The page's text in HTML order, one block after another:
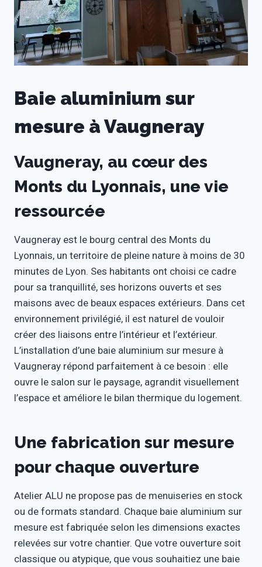
Baie aluminium sur
mesure à Vaugneray
Vaugneray, au cœur des
Monts du Lyonnais, une vie
ressourcée
Vaugneray est le bourg central des Monts du
Lyonnais, un territoire de pleine nature à moins de 30
minutes de Lyon. Ses habitants ont choisi ce cadre
pour sa tranquillité, ses horizons ouverts et ses
maisons avec de beaux espaces extérieurs. Dans cet
environnement privilégié, il est naturel de vouloir
créer des liaisons entre l’intérieur et l’extérieur.
L’installation d’une baie aluminium sur mesure à
Vaugneray répond parfaitement à ce besoin : elle
ouvre le salon sur le paysage, agrandit visuellement
l’espace et améliore le bilan thermique du logement.
Une fabrication sur mesure
pour chaque ouverture
Atelier ALU ne propose pas de menuiseries en stock
ou de formats standard. Chaque baie aluminium sur
mesure est fabriquée selon les dimensions exactes
relevées sur votre chantier. Que votre ouverture soit
classique ou atypique, que vous souhaitiez une baie